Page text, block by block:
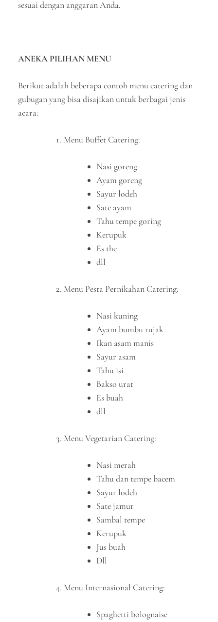
sesuai dengan anggaran Anda.
ANEKA PILIHAN MENU
Berikut adalah beberapa contoh menu catering dan
gubugan yang bisa disajikan untuk berbagai jenis
acara:
Menu Buffet Catering:
Nasi goreng
Ayam goreng
Sayur lodeh
Sate ayam
Tahu tempe goring
Kerupuk
Es the
dll
Menu Pesta Pernikahan Catering:
Nasi kuning
Ayam bumbu rujak
Ikan asam manis
Sayur asam
Tahu isi
Bakso urat
Es buah
dll
Menu Vegetarian Catering:
Nasi merah
Tahu dan tempe bacem
Sayur lodeh
Sate jamur
Sambal tempe
Kerupuk
Jus buah
Dll
Menu Internasional Catering:
Spaghetti bolognaise